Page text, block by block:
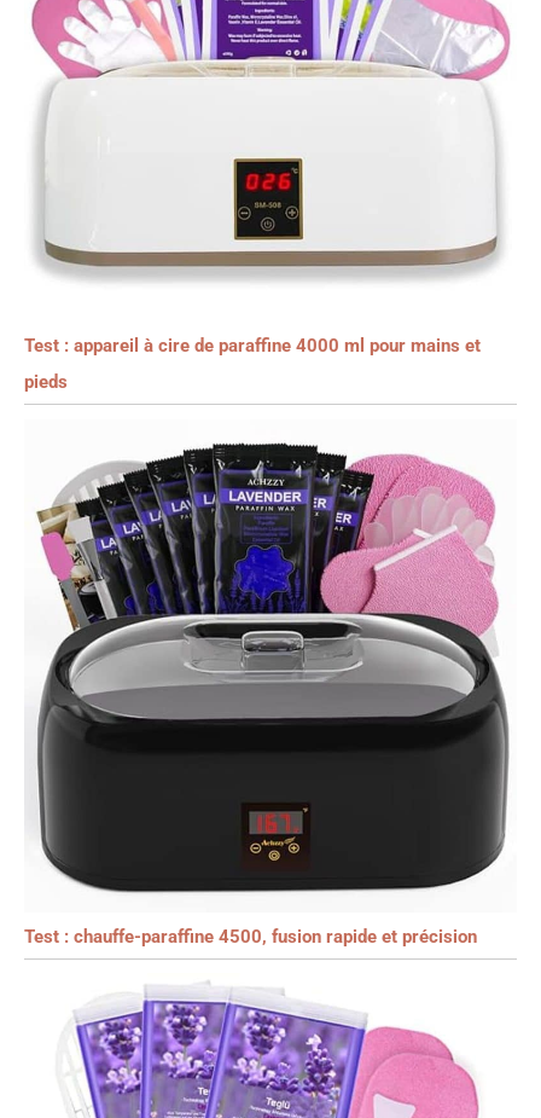
Test : appareil à cire de paraffine 4000 ml pour mains et
pieds
Test : chauffe-paraffine 4500, fusion rapide et précision